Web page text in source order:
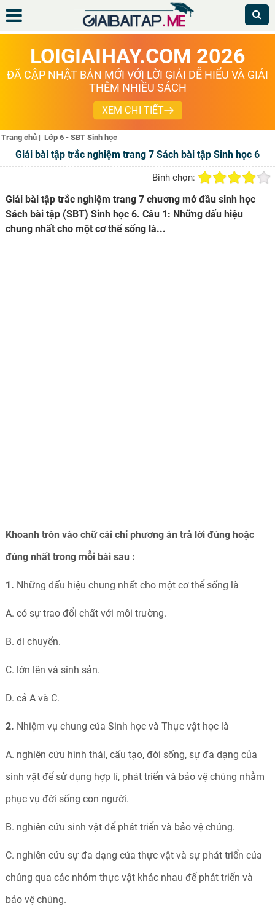
LOIGIAIHAY.COM 2026
ĐÃ CẬP NHẬT BẢN MỚI VỚI LỜI GIẢI DỄ HIỂU VÀ GIẢI
THÊM NHIỀU SÁCH
XEM CHI TIẾT
Trang chủ | Lớp 6 - SBT Sinh học
Giải bài tập trắc nghiệm trang 7 Sách bài tập Sinh học 6
Bình chọn:
Giải bài tập trắc nghiệm trang 7 chương mở đầu sinh học
Sách bài tập (SBT) Sinh học 6. Câu 1: Những dấu hiệu
chung nhất cho một cơ thể sống là...
Khoanh tròn vào chữ cái chỉ phương án trả lời đúng hoặc
đúng nhất trong mỗi bài sau :
1. Những dấu hiệu chung nhất cho một cơ thể sống là
A. có sự trao đổi chất với môi trường.
B. di chuyển.
C. lớn lên và sinh sản.
D. cả A và C.
2. Nhiệm vụ chung của Sinh học và Thực vật học là
A. nghiên cứu hình thái, cấu tạo, đời sống, sự đa dạng của
sinh vật để sử dụng hợp lí, phát triển và bảo vệ chúng nhằm
phục vụ đời sống con người.
B. nghiên cứu sinh vật để phát triển và bảo vệ chúng.
C. nghiên cứu sự đa dạng của thực vật và sự phát triển của
chúng qua các nhóm thực vật khác nhau để phát triển và
bảo vệ chúng.